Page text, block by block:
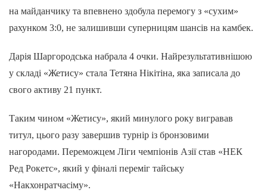
на майданчику та впевнено здобула перемогу з «сухим»
рахунком 3:0, не залишивши суперницям шансів на камбек.
Дарія Шаргородська набрала 4 очки. Найрезультативнішою
у складі «Жетису» стала Тетяна Нікітіна, яка записала до
свого активу 21 пункт.
Таким чином «Жетису», який минулого року вигравав
титул, цього разу завершив турнір із бронзовими
нагородами. Переможцем Ліги чемпіонів Азії став «НЕК
Ред Рокетс», який у фіналі переміг тайську
«Накхонратчасіму».